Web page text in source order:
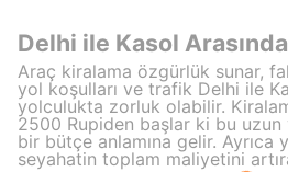
Delhi ile Kasol
Araç kiralama özgürlük sunar,
yol koşulları ve trafik Delhi ile
yolculukta zorluk olabilir.
2500 Rupiden başlar ki bu
bir bütçe anlamına gelir. Ayrıca
seyahatin toplam maliyetini